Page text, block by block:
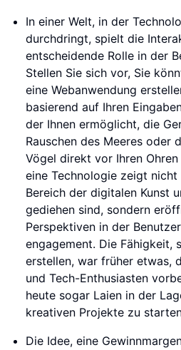
In einer Welt, in der
durchdringt, spielt die
entscheidende Rolle in der
Stellen Sie sich vor, Sie
eine Webanwendung
basierend auf Ihren
der Ihnen ermöglicht, die
Rauschen des Meeres oder
Vögel direkt vor Ihren
eine Technologie zeigt
Bereich der digitalen Kunst
gediehen sind, sondern
Perspektiven in der
engagement. Die Fähigkeit,
erstellen, war früher etwas,
und Tech-Enthusiasten
heute sogar Laien in der
kreativen Projekte zu
Die Idee, eine